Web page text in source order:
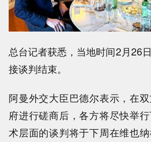
总台记者获悉，当地时间2月26
接谈判结束。
阿曼外交大臣巴德尔表示，在
府进行磋商后，各方将尽快举
术层面的谈判将于下周在维也